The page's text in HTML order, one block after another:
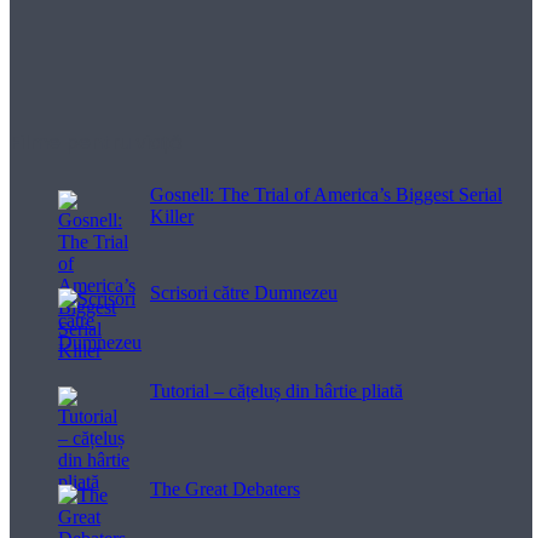
Gosnell: The Trial of America’s Biggest Serial
Killer
Scrisori către Dumnezeu
Tutorial – cățeluș din hârtie pliată
The Great Debaters